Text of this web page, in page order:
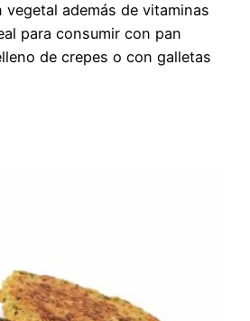
vegetal además de vitaminas
para consumir con pan
de crepes o con galletas